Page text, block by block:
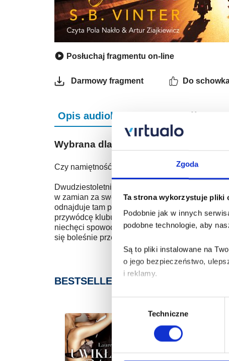
Zgoda
Ta strona wykorzystuje pliki
Podobnie jak w innych
podobne technologie, aby
Są to pliki instalowane na
o jego bezpieczeństwo,
i reklamy.
Poza plikami, które są nam
Twojej zgody.
Każda udzielona zgoda
zgody
Techniczne
Posłuchaj fragmentu on-line
Darmowy fragment Do
Opis audiobooka Szczegóły
Wybrana dla niego - audiobook
Czy namiętność może się okazać niebezpieczna?
Dwudziestoletnia Maya właśnie pochowała
w zamian za swoje życie obiecała córkę
odnajduje tam prawdziwą rodzinę, z którą
przywódcę klubu, który na pierwszym miejscu
niechęci spowodowanej okolicznościami, w
się boleśnie przekonać. Przywódca
BESTSELLERY